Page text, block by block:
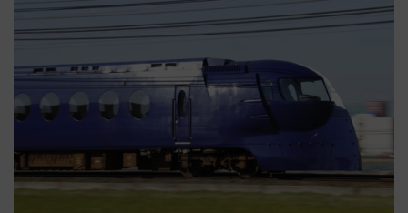
宿泊料金・アクセスは？（2026
年7月23日開業）
暇村のお得な日帰りプランも登
場